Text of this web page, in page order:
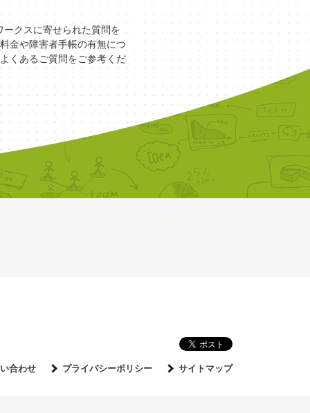
ークスに寄せられた質問を
金や障害者手帳の有無につ
くあるご質問をご参考くだ
合わせ プライバシーポリシー サイトマップ